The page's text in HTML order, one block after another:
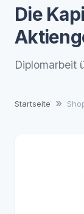
Die
Diplomarbeit
Startseite